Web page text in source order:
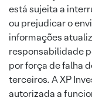
está sujeita a
ou prejudicar o
informações
responsabilidade
por força de falha
terceiros. A XP
autorizada a